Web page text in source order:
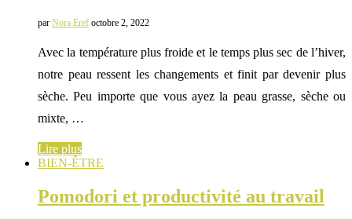
par Nora Eref octobre 2, 2022
Avec la température plus froide et le temps plus sec de l’hiver,
notre peau ressent les changements et finit par devenir plus
sèche. Peu importe que vous ayez la peau grasse, sèche ou
mixte, …
Lire plus
BIEN-ÊTRE
Pomodori et productivité au travail